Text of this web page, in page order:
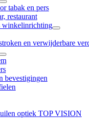
tabak en pers
restaurant
winkelinrichting
en verwijderbare
bevestigingen
optiek TOP VISION